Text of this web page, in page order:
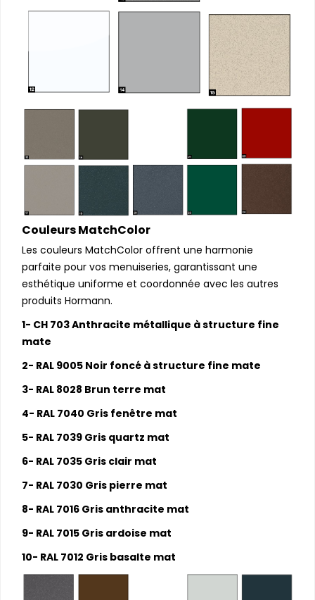
Couleurs MatchColor
Les couleurs MatchColor offrent une harmonie
parfaite pour vos menuiseries, garantissant une
esthétique uniforme et coordonnée avec les autres
produits Hormann.
1- CH 703 Anthracite métallique à structure fine
mate
2- RAL 9005 Noir foncé à structure fine mate
3- RAL 8028 Brun terre mat
4- RAL 7040 Gris fenêtre mat
5- RAL 7039 Gris quartz mat
6- RAL 7035 Gris clair mat
7- RAL 7030 Gris pierre mat
8- RAL 7016 Gris anthracite mat
9- RAL 7015 Gris ardoise mat
10- RAL 7012 Gris basalte mat